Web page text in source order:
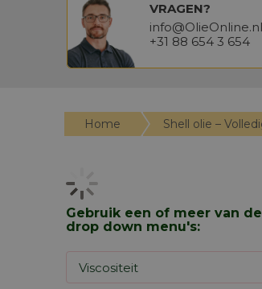
VRAGEN?
info@OlieOnline.nl
+31 88 654 3 654
Home Shell olie –
Gebruik een of meer van de
drop down menu's: